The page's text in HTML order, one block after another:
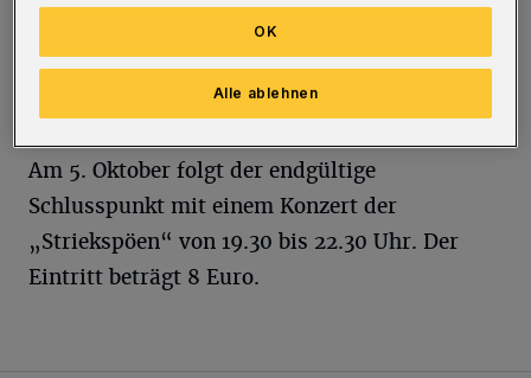
Freibad verbringen. Der Eintritt kostet 4 Euro
pro Hund, das Wasser wird anschließend
Am 5. Oktober folgt der endgültige
Schlusspunkt mit einem Konzert der
„Striekspöen“ von 19.30 bis 22.30 Uhr. Der
Eintritt beträgt 8 Euro.
Alle ablehnen
OK